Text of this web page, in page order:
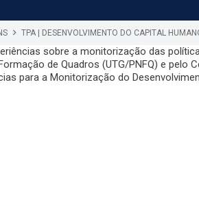
TPA | DESENVOLVIMENTO DO CAPITAL
sobre a monitorização das
de Quadros (UTG/PNFQ) e
para a Monitorização do